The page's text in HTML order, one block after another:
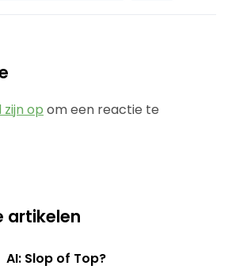
op om een reactie te
artikelen
AI: Slop of Top?